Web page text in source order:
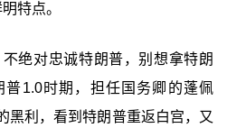
特点。
绝对忠诚特朗普，别想拿特朗
1.0时期，担任国务卿的蓬佩
黑利，看到特朗普重返白宫，又